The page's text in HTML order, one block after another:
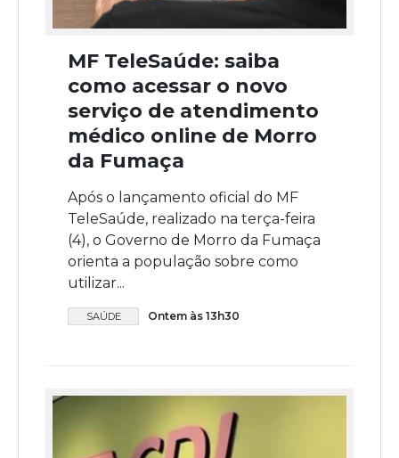
MF TeleSaúde: saiba
como acessar o novo
serviço de atendimento
médico online de Morro
da Fumaça
Após o lançamento oficial do MF
TeleSaúde, realizado na terça-feira
(4), o Governo de Morro da Fumaça
orienta a população sobre como
utilizar...
SAÚDE Ontem às 13h30